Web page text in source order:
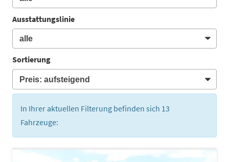
Ausstattungslinie
Sortierung
In Ihrer aktuellen Filterung befinden sich 13
Fahrzeuge: